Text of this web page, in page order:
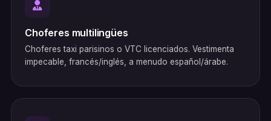
Choferes multilingües
Choferes taxi parisinos o VTC licenciados. Vestimenta
impecable, francés/inglés, a menudo español/árabe.